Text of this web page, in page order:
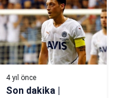
4 yıl önce
Son dakika |